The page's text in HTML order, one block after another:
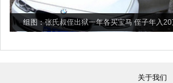
组图：张氏叔侄出狱一年各买宝马 侄子年入20
关于我们